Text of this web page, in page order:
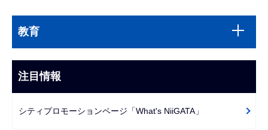
文
こ
ま
で
サ
ビ
ゲ
ー
教育
注目情報
シティプロモーションページ「What's NiiGATA」